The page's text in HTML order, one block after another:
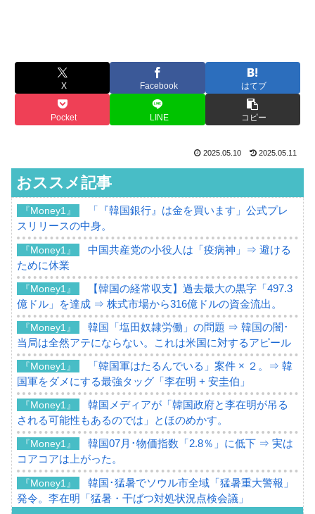
X Facebook はてブ
Pocket LINE コピー
2025.05.10 2025.05.11
おススメ記事
『Money1』
「『韓国銀行』は金を買います」公式プレ
スリリースの中身。
『Money1』
中国共産党の小役人は「疫病神」⇒ 避ける
ために休業
『Money1』
【韓国の経常収支】過去最大の黒字「497.3
億ドル」を達成 ⇒ 株式市場から316億ドルの資金流出。
『Money1』
韓国「塩田奴隷労働」の問題 ⇒ 韓国の闇･
当局は全然アテにならない。これは米国に対するアピール
『Money1』
「韓国軍はたるんでいる」案件 × ２。⇒ 韓
国軍をダメにする最強タッグ「李在明 + 安圭伯」
『Money1』
韓国メディアが「韓国政府と李在明が吊る
される可能性もあるのでは」とほのめかす。
『Money1』
韓国07月･物価指数「2.8％」に低下 ⇒ 実は
コアコアは上がった。
『Money1』
韓国･猛暑でソウル市全域「猛暑重大警報」
発令。李在明「猛暑・干ばつ対処状況点検会議」